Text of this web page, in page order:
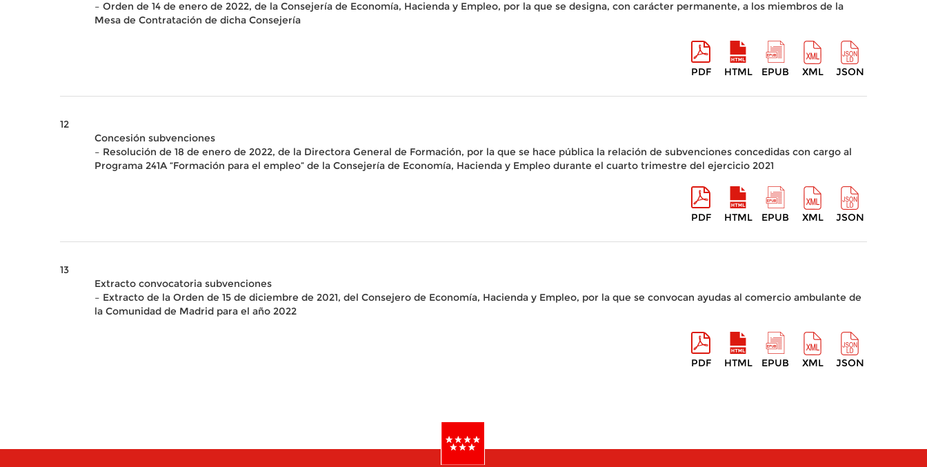
– Orden de 14 de enero de 2022, de la Consejería de Economía, Hacienda y Empleo, por la que se designa, con carácter permanente, a los miembros de la
Mesa de Contratación de dicha Consejería
PDF HTML EPUB XML JSON
12
Concesión subvenciones
– Resolución de 18 de enero de 2022, de la Directora General de Formación, por la que se hace pública la relación de subvenciones concedidas con cargo al
Programa 241A “Formación para el empleo” de la Consejería de Economía, Hacienda y Empleo durante el cuarto trimestre del ejercicio 2021
PDF HTML EPUB XML JSON
13
Extracto convocatoria subvenciones
– Extracto de la Orden de 15 de diciembre de 2021, del Consejero de Economía, Hacienda y Empleo, por la que se convocan ayudas al comercio ambulante de
la Comunidad de Madrid para el año 2022
PDF HTML EPUB XML JSON